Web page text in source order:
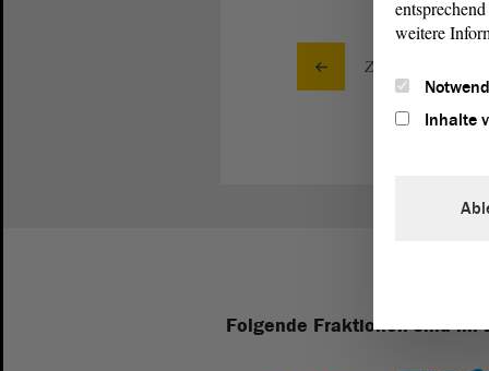
Zurück zur
Folgende Fraktionen sind im
weitere
Inhalte